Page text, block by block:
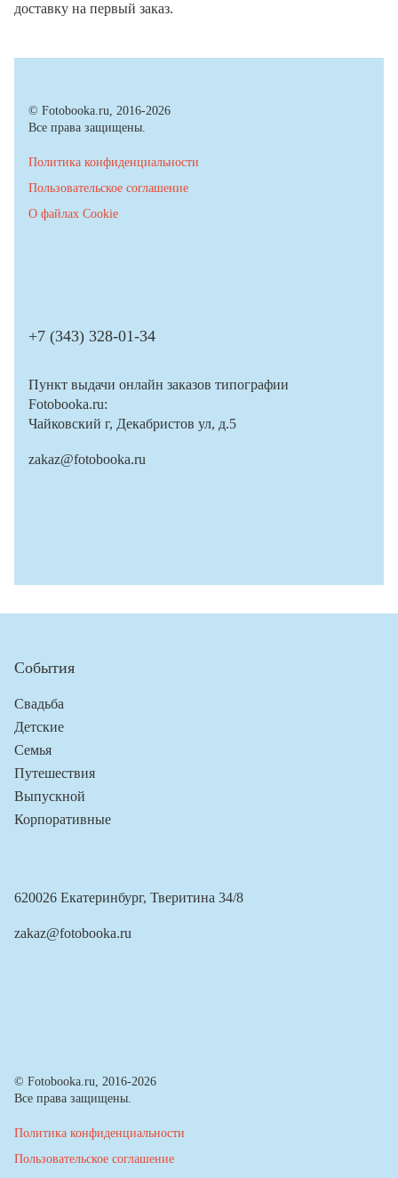
доставку на первый заказ.
© Fotobooka.ru, 2016-2026
Все права защищены.
Политика конфиденциальности
Пользовательское соглашение
О файлах Cookie
+7 (343) 328-01-34
Пункт выдачи онлайн заказов типографии
Fotobooka.ru:
Чайковский г, Декабристов ул, д.5
zakaz@fotobooka.ru
События
Свадьба
Детские
Семья
Путешествия
Выпускной
Корпоративные
620026 Екатеринбург, Тверитина 34/8
zakaz@fotobooka.ru
© Fotobooka.ru, 2016-2026
Все права защищены.
Политика конфиденциальности
Пользовательское соглашение